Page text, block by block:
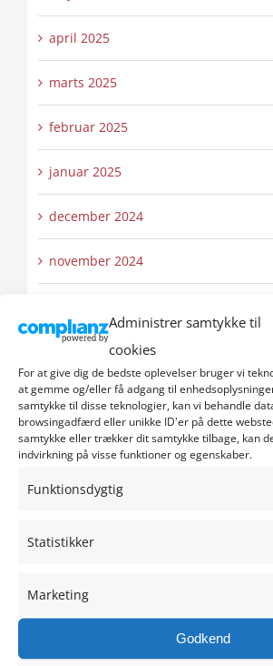
Administrer samtykke til
cookies
For at give dig de bedste oplevelser bruger vi
at gemme og/eller få adgang til
samtykke til disse teknologier, kan vi behandle
browsingadfærd eller unikke ID'er på dette
samtykke eller trækker dit samtykke tilbage, kan
indvirkning på visse funktioner og egenskaber.
Funktionsdygtig
Statistikker
Marketing
Godkend
april 2025
marts 2025
februar 2025
januar 2025
december 2024
november 2024
september 2024
august 2024
juli 2024
juni 2024
marts 2024
februar 2024